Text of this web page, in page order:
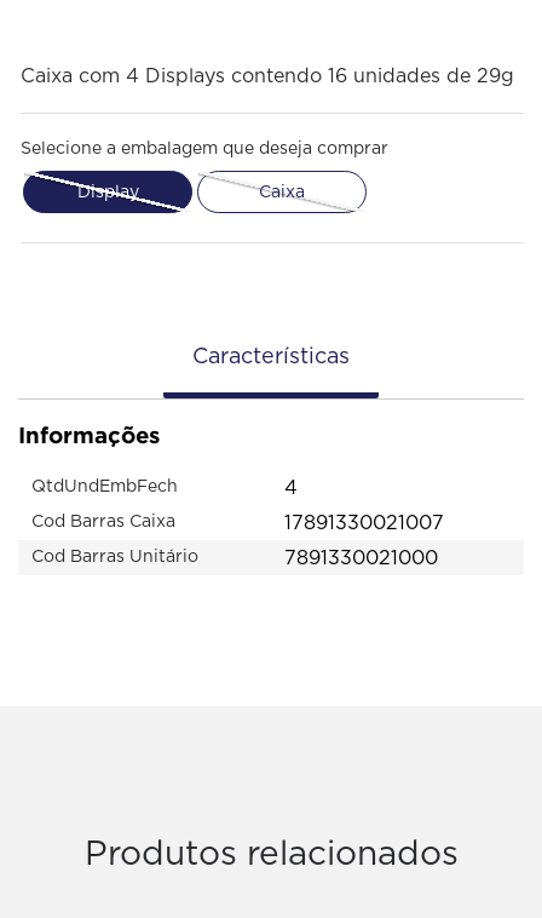
Caixa com 4 Displays contendo 16 unidades de 29g
Selecione a embalagem que deseja comprar
Display Caixa
Características
Informações
QtdUndEmbFech 4
Cod Barras Caixa 17891330021007
Cod Barras Unitário 7891330021000
Produtos relacionados